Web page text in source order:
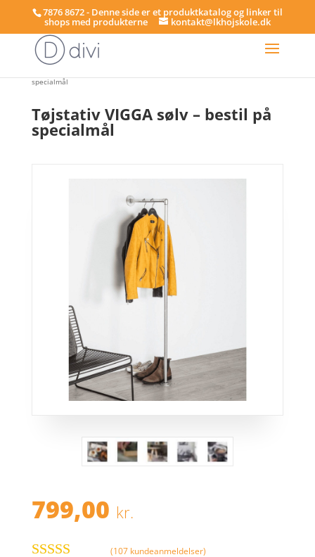
7876 8672 - Denne side er et produktkatalog og linker til
shops med produkterne kontakt@lkhojskole.dk
specialmål
Tøjstativ VIGGA sølv – bestil på
specialmål
799,00 kr.
(107kundeanmeldelser)